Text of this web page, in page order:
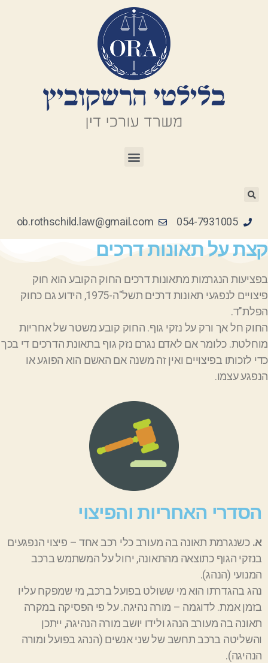
054-7931005
ob.rothschild.law@gmail.com
תאונות דרכים
על תאונות דרכים
הנגרמות מתאונות דרכים החוק הקובע הוא חוק
פיצויים לנפגעי תאונות דרכים תשל"ה-1975, הידוע גם כחוק
חל אך ורק על נזקי גוף. החוק קובע משטר של אחריות
כלומר אם לאדם נגרם נזק גוף בתאונת הדרכים די בכך
לזכותו בפיצויים ואין זה משנה אם האשם הוא הפוגע או
עצמו.
הסדרי האחריות והפיצוי
א.כשנגרמת תאונה בה מעורב כלי רכב אחד – פיצוי הנפגעים
בנזקי הגוף כתוצאה מהתאונה, יחול על המשתמש ברכב
המנועי (הנהג).
נהג בהגדרתו הוא מי ששולט בפועל ברכב, מי שמפקח עליו
בזמן אמת. לדוגמה – מורה נהיגה. על פי הפסיקה במקרה
תאונה בה מעורב הנהג ולידו יושב מורה הנהיגה, ייתכן
והשליטה ברכב תחשב של שני אנשים (הנהג בפועל ומורה
הנהיגה).